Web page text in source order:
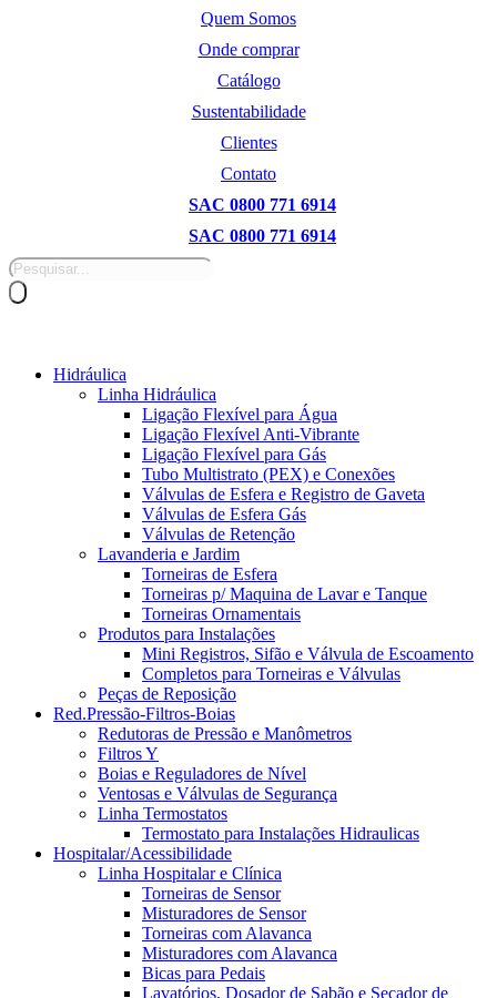
Quem Somos
Onde comprar
Catálogo
Sustentabilidade
Clientes
Contato
SAC 0800 771 6914
SAC 0800 771 6914
Pesquisar
produtos
Hidráulica
Linha Hidráulica
Ligação Flexível para Água
Ligação Flexível Anti-Vibrante
Ligação Flexível para Gás
Tubo Multistrato (PEX) e Conexões
Válvulas de Esfera e Registro de Gaveta
Válvulas de Esfera Gás
Válvulas de Retenção
Lavanderia e Jardim
Torneiras de Esfera
Torneiras p/ Maquina de Lavar e Tanque
Torneiras Ornamentais
Produtos para Instalações
Mini Registros, Sifão e Válvula de Escoamento
Completos para Torneiras e Válvulas
Peças de Reposição
Red.Pressão-Filtros-Boias
Redutoras de Pressão e Manômetros
Filtros Y
Boias e Reguladores de Nível
Ventosas e Válvulas de Segurança
Linha Termostatos
Termostato para Instalações Hidraulicas
Hospitalar/Acessibilidade
Linha Hospitalar e Clínica
Torneiras de Sensor
Misturadores de Sensor
Torneiras com Alavanca
Misturadores com Alavanca
Bicas para Pedais
Lavatórios, Dosador de Sabão e Secador de